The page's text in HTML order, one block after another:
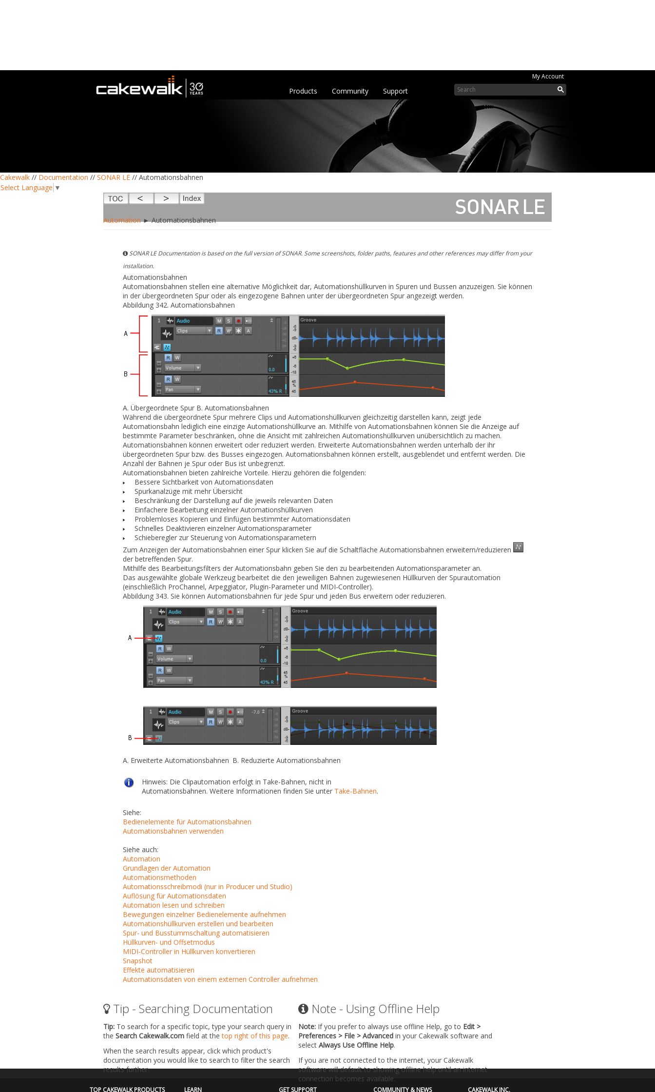
My Account
Support
Community
Products
Cakewalk // Documentation // SONAR LE // Automationsbahnen
Select Language ▼
Automation► Automationsbahnen
SONAR LE Documentation is based on the full version of SONAR. Some screenshots, folder paths, features and other references may differ from your
installation.
Automationsbahnen
Automationsbahnen stellen eine alternative Möglichkeit dar, Automationshüllkurven in Spuren und Bussen anzuzeigen. Sie können
in der übergeordneten Spur oder als eingezogene Bahnen unter der übergeordneten Spur angezeigt werden.
Abbildung 342. Automationsbahnen
A. Übergeordnete Spur B. Automationsbahnen
Während die übergeordnete Spur mehrere Clips und Automationshüllkurven gleichzeitig darstellen kann, zeigt jede
Automationsbahn lediglich eine einzige Automationshüllkurve an. Mithilfe von Automationsbahnen können Sie die Anzeige auf
bestimmte Parameter beschränken, ohne die Ansicht mit zahlreichen Automationshüllkurven unübersichtlich zu machen.
Automationsbahnen können erweitert oder reduziert werden. Erweiterte Automationsbahnen werden unterhalb der ihr
übergeordneten Spur bzw. des Busses eingezogen. Automationsbahnen können erstellt, ausgeblendet und entfernt werden. Die
Anzahl der Bahnen je Spur oder Bus ist unbegrenzt.
Automationsbahnen bieten zahlreiche Vorteile. Hierzu gehören die folgenden:
Bessere Sichtbarkeit von Automationsdaten
Spurkanalzüge mit mehr Übersicht
Beschränkung der Darstellung auf die jeweils relevanten Daten
Einfachere Bearbeitung einzelner Automationshüllkurven
Problemloses Kopieren und Einfügen bestimmter Automationsdaten
Schnelles Deaktivieren einzelner Automationsparameter
Schieberegler zur Steuerung von Automationsparametern
Zum Anzeigen der Automationsbahnen einer Spur klicken Sie auf die Schaltfläche Automationsbahnen erweitern/reduzieren
der betreffenden Spur.
Mithilfe des Bearbeitungsfilters der Automationsbahn geben Sie den zu bearbeitenden Automationsparameter an.
Das ausgewählte globale Werkzeug bearbeitet die den jeweiligen Bahnen zugewiesenen Hüllkurven der Spurautomation
(einschließlich ProChannel, Arpeggiator, Plugin-Parameter und MIDI-Controller).
Abbildung 343. Sie können Automationsbahnen für jede Spur und jeden Bus erweitern oder reduzieren.
A. Erweiterte Automationsbahnen B. Reduzierte Automationsbahnen
Hinweis: Die Clipautomation erfolgt in Take-Bahnen, nicht in
Automationsbahnen. Weitere Informationen finden Sie unter Take-Bahnen.
Siehe:
Bedienelemente für Automationsbahnen
Automationsbahnen verwenden
Siehe auch:
Automation
Grundlagen der Automation
Automationsmethoden
Automationsschreibmodi (nur in Producer und Studio)
Auflösung für Automationsdaten
Automation lesen und schreiben
Bewegungen einzelner Bedienelemente aufnehmen
Automationshüllkurven erstellen und bearbeiten
Spur- und Busstummschaltung automatisieren
Hüllkurven- und Offsetmodus
MIDI-Controller in Hüllkurven konvertieren
Snapshot
Effekte automatisieren
Automationsdaten von einem externen Controller aufnehmen
Tip - Searching Documentation
Tip: To search for a specific topic, type your search query in
the Search Cakewalk.com field at thetop right of this page.
When the search results appear, click which product's
documentation you would like to search to filter the search
results further.
Note - Using Offline Help
Note: If you prefer to always use offline Help, go to Edit >
Preferences > File > Advanced in your Cakewalk software and
select Always Use Offline Help.
If you are not connected to the internet, your Cakewalk
software will default to showing offline help until an internet
connection becomes available.
TOP CAKEWALK PRODUCTS LEARN GET SUPPORT COMMUNITY & NEWS CAKEWALK INC.